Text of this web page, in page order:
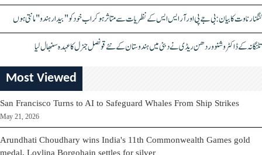
کنگنا رناوت کا بیان: بی جے پی اور آر ایس ایس کے نظریات سے متاثر ہو کر اب خود کو "بیدار ہندو" مانتی ہوں
تلنگانہ کے ڈاکٹر وشنو وردھن ریڈی نے دبئی میں ہندوستان کے نئے قونصل جنرل کا عہدہ سنبھال لیا
Most Viewed
San Francisco Turns to AI to Safeguard Whales From Ship Strikes
May 21, 2026
Arundhati Choudhary wins India's 11th Commonwealth Games gold
medal, Lovlina Borgohain settles for silver